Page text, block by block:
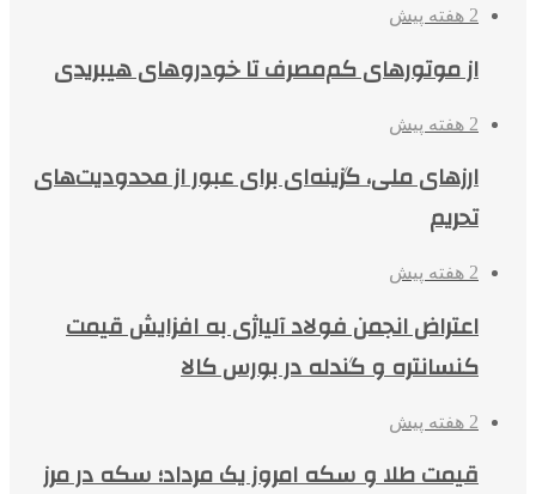
2 هفته پیش
از موتورهای کم‌مصرف تا خودروهای هیبریدی
2 هفته پیش
ارزهای ملی، گزینه‌ای برای عبور از محدودیت‌های
تحریم
2 هفته پیش
اعتراض انجمن فولاد آلیاژی به افزایش قیمت
کنسانتره و گندله در بورس کالا
2 هفته پیش
قیمت طلا و سکه امروز یک مرداد؛ سکه در مرز